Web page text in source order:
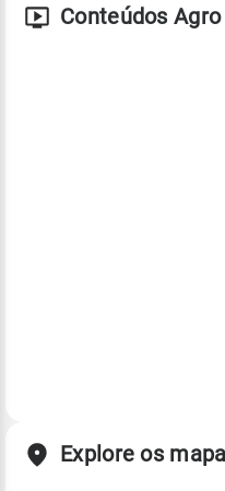
Conteúdos Agro
Explore os